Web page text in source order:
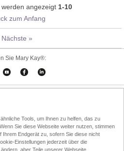
angezeigt 1-10
zum Anfang
Nächste »
Sie Mary Kay®:
Über den Direktvertrieb
Schönheits-Consultant finden
Tools, um Ihnen zu helfen, das zu
Sie diese Webseite weiter nutzen, stimmen
Ihrem Endgerät zu, sofern Sie diese nicht
Einstellungen jederzeit über die
aber Teile unserer Webseite